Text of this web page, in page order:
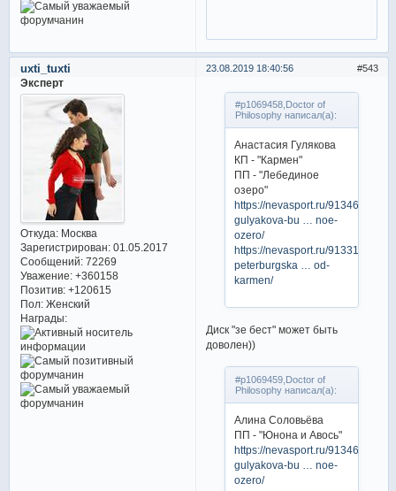
543
23.08.2019 18:40:56
uxti_tuxti
Эксперт
Откуда:Москва
Зарегистрирован: 01.05.2017
Сообщений:72269
Уважение: +360158
Позитив: +120615
Пол:Женский
Награды:
#p1069458,Doctor of
Philosophy написал(а):
Анастасия Гулякова
КП - "Кармен"
ПП - "Лебединое
озеро"
https://nevasport.ru/91346-
gulyakova-bu … noe-
ozero/
https://nevasport.ru/91331-
peterburgska … od-
karmen/
Диск "зе бест" может быть
доволен))
#p1069459,Doctor of
Philosophy написал(а):
Алина Соловьёва
ПП - "Юнона и Авось"
https://nevasport.ru/91346-
gulyakova-bu … noe-
ozero/